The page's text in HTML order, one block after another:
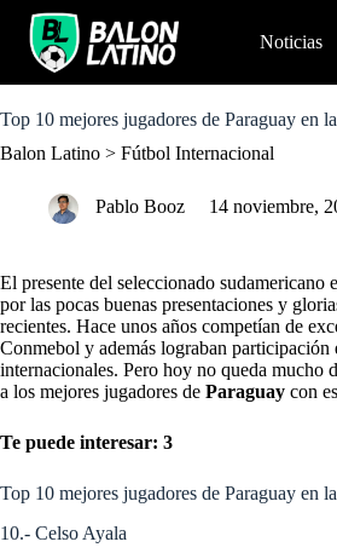
o
o
Noticias
Top 10 mejores jugadores de Paraguay en
Balon Latino > Fútbol Internacional
Pablo Booz 14 noviembre,
El presente del seleccionado sudamericano
por las pocas buenas presentaciones y
recientes. Hace unos años competían de
Conmebol y además lograban participación
internacionales. Pero hoy no queda mucho
a los mejores jugadores de Paraguay con
Te puede interesar: 3
Top 10 mejores jugadores de Paraguay en
10.- Celso Ayala